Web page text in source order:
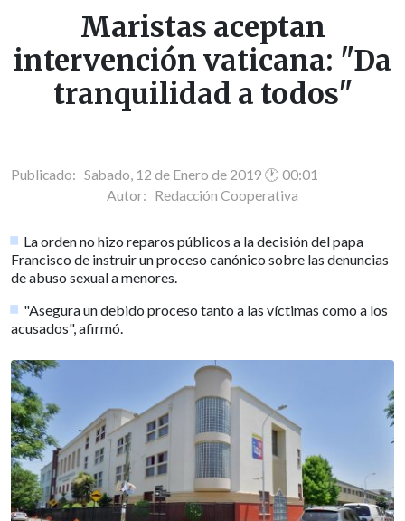
Maristas aceptan
intervención vaticana: "Da
tranquilidad a todos"
Publicado: Sabado, 12 de Enero de 2019 🕐 00:01
Autor: Redacción Cooperativa
La orden no hizo reparos públicos a la decisión del papa
Francisco de instruir un proceso canónico sobre las denuncias
de abuso sexual a menores.
"Asegura un debido proceso tanto a las víctimas como a los
acusados", afirmó.